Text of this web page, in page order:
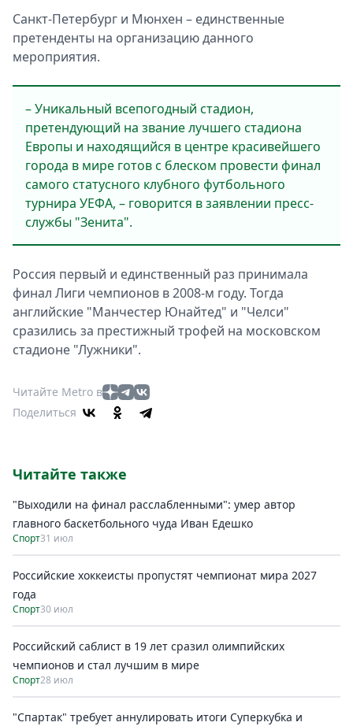
Санкт-Петербург и Мюнхен – единственные
претенденты на организацию данного
мероприятия.
– Уникальный всепогодный стадион,
претендующий на звание лучшего стадиона
Европы и находящийся в центре красивейшего
города в мире готов с блеском провести финал
самого статусного клубного футбольного
турнира УЕФА, – говорится в заявлении пресс-
службы "Зенита".
Россия первый и единственный раз принимала
финал Лиги чемпионов в 2008-м году. Тогда
английские "Манчестер Юнайтед" и "Челси"
сразились за престижный трофей на московском
стадионе "Лужники".
Читайте Metro в
Поделиться
Читайте также
"Выходили на финал расслабленными": умер автор
главного баскетбольного чуда Иван Едешко
Спорт31 июл
Российские хоккеисты пропустят чемпионат мира 2027
года
Спорт30 июл
Российский саблист в 19 лет сразил олимпийских
чемпионов и стал лучшим в мире
Спорт28 июл
"Спартак" требует аннулировать итоги Суперкубка и